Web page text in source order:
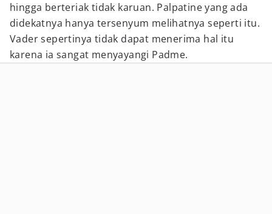
hingga berteriak tidak karuan. Palpatine yang ada
didekatnya hanya tersenyum melihatnya seperti itu.
Vader sepertinya tidak dapat menerima hal itu
karena ia sangat menyayangi Padme.